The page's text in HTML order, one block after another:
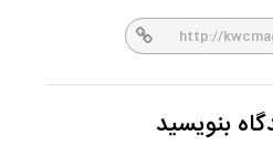
book
er
بنویسید